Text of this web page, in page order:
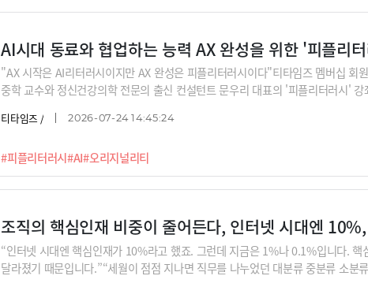
AI시대 동료와 협업하는 능력 AX 완성을 위한 '피플리
#피플리터러시#AI#오리지널리티
"AX 시작은 AI리터러시이지만 AX 완성은 피플리터러시이다"티타임즈 멤버십 회
중학 교수와 정신건강의학 전문의 출신 컨설턴트 문우리 대표의 '피플리터러시'
강 중 1~2강에 해당하는 내용입니다. 전체 강좌 내용이 궁금하시다면 '티타임즈 라
티타임즈 / 2026-07-24 14:45:24
조직의 핵심인재 비중이 줄어든다, 인터넷 시대엔
“인터넷 시대엔 핵심인재가 10%라고 했죠. 그런데 지금은 1%나 0.1%입니다. 핵
달라졌기 때문입니다.”“세월이 점점 지나면 직무를 나누었던 대분류 중분류 소분